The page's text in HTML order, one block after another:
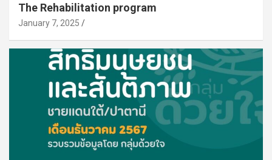
The Rehabilitation program
January 7, 2025